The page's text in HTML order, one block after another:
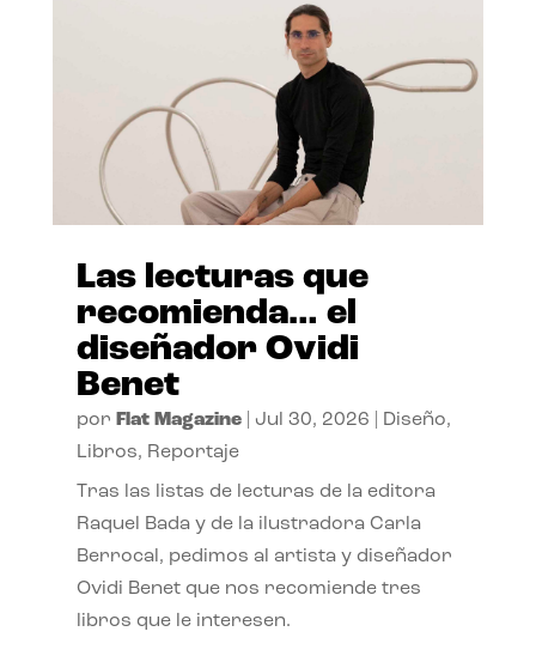
Las lecturas que
recomienda… el
diseñador Ovidi
Benet
por Flat Magazine| Jul 30, 2026 Diseño,
Libros, Reportaje
Tras las listas de lecturas de la editora
Raquel Bada y de la ilustradora Carla
Berrocal, pedimos al artista y diseñador
Ovidi Benet que nos recomiende tres
libros que le interesen.